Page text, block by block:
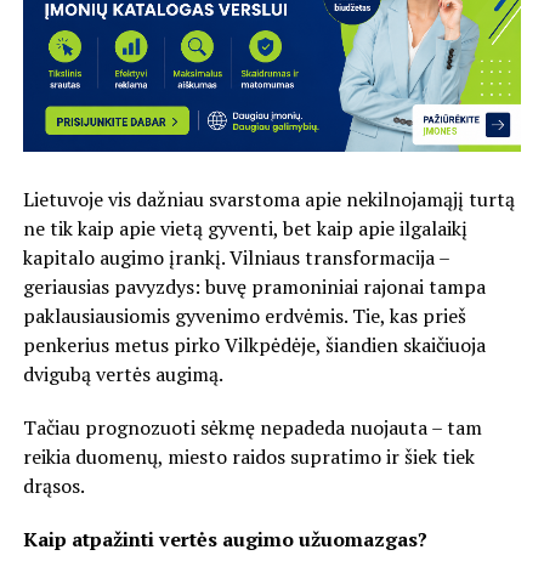
Lietuvoje vis dažniau svarstoma apie nekilnojamąjį turtą
ne tik kaip apie vietą gyventi, bet kaip apie ilgalaikį
kapitalo augimo įrankį. Vilniaus transformacija –
geriausias pavyzdys: buvę pramoniniai rajonai tampa
paklausiausiomis gyvenimo erdvėmis. Tie, kas prieš
penkerius metus pirko Vilkpėdėje, šiandien skaičiuoja
dvigubą vertės augimą.
Tačiau prognozuoti sėkmę nepadeda nuojauta – tam
reikia duomenų, miesto raidos supratimo ir šiek tiek
drąsos.
Kaip atpažinti vertės augimo užuomazgas?